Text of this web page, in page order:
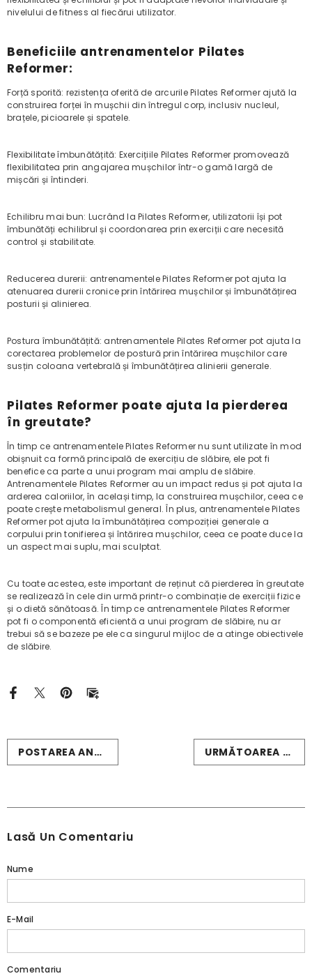
nivelului de fitness al fiecărui utilizator.
Beneficiile antrenamentelor Pilates
Reformer:
Forță sporită: rezistența oferită de arcurile Pilates Reformer ajută la
construirea forței în mușchii din întregul corp, inclusiv nucleul,
brațele, picioarele și spatele.
Flexibilitate îmbunătățită: Exercițiile Pilates Reformer promovează
flexibilitatea prin angajarea mușchilor într-o gamă largă de
mișcări și întinderi.
Echilibru mai bun: Lucrând la Pilates Reformer, utilizatorii își pot
îmbunătăți echilibrul și coordonarea prin exerciții care necesită
control și stabilitate.
Reducerea durerii: antrenamentele Pilates Reformer pot ajuta la
atenuarea durerii cronice prin întărirea mușchilor și îmbunătățirea
posturii și alinierea.
Postura îmbunătățită: antrenamentele Pilates Reformer pot ajuta la
corectarea problemelor de postură prin întărirea mușchilor care
susțin coloana vertebrală și îmbunătățirea alinierii generale.
Pilates Reformer poate ajuta la pierderea
în greutate?
În timp ce antrenamentele Pilates Reformer nu sunt utilizate în mod
obișnuit ca formă principală de exercițiu de slăbire, ele pot fi
benefice ca parte a unui program mai amplu de slăbire.
Antrenamentele Pilates Reformer au un impact redus și pot ajuta la
arderea caloriilor, în același timp, la construirea mușchilor, ceea ce
poate crește metabolismul general. În plus, antrenamentele Pilates
Reformer pot ajuta la îmbunătățirea compoziției generale a
corpului prin tonifierea și întărirea mușchilor, ceea ce poate duce la
un aspect mai suplu, mai sculptat.
Cu toate acestea, este important de reținut că pierderea în greutate
se realizează în cele din urmă printr-o combinație de exerciții fizice
și o dietă sănătoasă. În timp ce antrenamentele Pilates Reformer
pot fi o componentă eficientă a unui program de slăbire, nu ar
trebui să se bazeze pe ele ca singurul mijloc de a atinge obiectivele
de slăbire.
POSTAREA ANTERIOARĂ URMĂTOAREA POSTARE
Lasă Un Comentariu
Nume
E-Mail
Comentariu